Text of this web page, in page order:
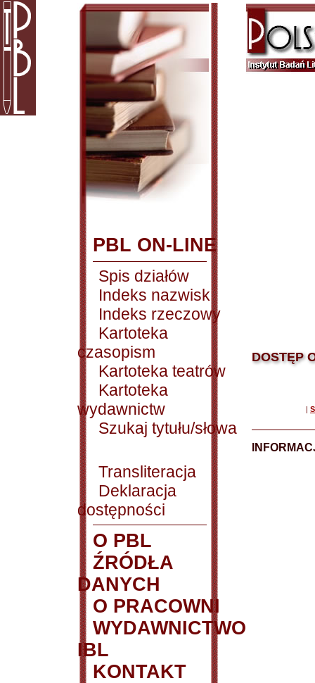
PBL ON-LINE
Spis działów
Indeks nazwisk
Indeks rzeczowy
Kartoteka
czasopism
Kartoteka teatrów
Kartoteka
wydawnictw
Szukaj tytułu/słowa
Transliteracja
Deklaracja
dostępności
O PBL
ŹRÓDŁA
DANYCH
O PRACOWNI
WYDAWNICTWO
IBL
KONTAKT
DOSTĘP
|